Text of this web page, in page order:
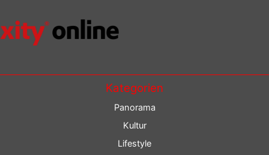
Kategorien
Panorama
Kultur
Lifestyle